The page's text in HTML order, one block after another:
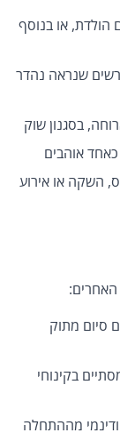
הולדת, או בנוסף
שנראה נהדר
בסגנון שוק
אוהבים
השקה או אירוע
האחרים:
סיום מתוק
בקינוחי
מההתחלה